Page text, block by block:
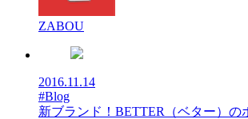
ZABOU
2016.11.14
#Blog
新ブランド！BETTER（ベター）の